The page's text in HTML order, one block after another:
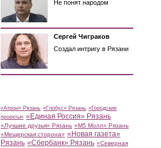
Не понят народом
Сергей Чиграков
Создал интригу в Рязани
«Атрон» Рязань «Глобус» Рязань «Городские
проекты» «Единая Россия» Рязань
«Лучшие друзья» Рязань «М5 Молл» Рязань
«Мещерская сторона» «Новая газета»
Рязань «Сбербанк» Рязань «Северная